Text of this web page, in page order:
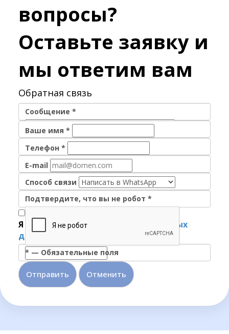
вопросы?
Оставьте заявку и
мы ответим вам
Обратная связь
Сообщение *
Ваше имя *
Телефон *
E-mail
Способ связи
Подтвердите, что вы не робот *
Я согласен наобработку персональных
данных
* — Обязательные поля
Отменить